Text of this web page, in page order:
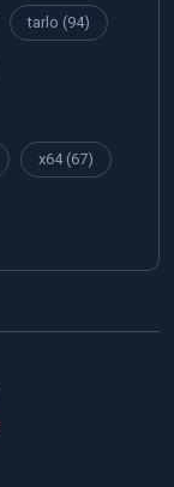
tarlo (94)
x64(67)